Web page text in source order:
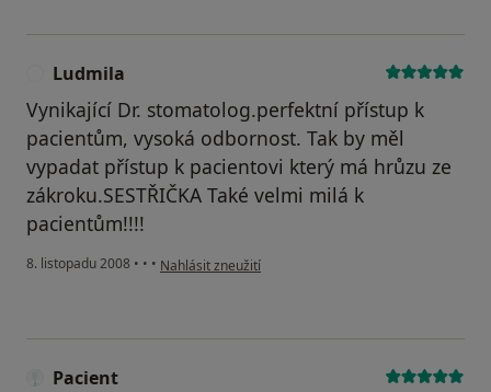
Ludmila
Vynikající Dr. stomatolog.perfektní přístup k
pacientům, vysoká odbornost. Tak by měl
vypadat přístup k pacientovi který má hrůzu ze
zákroku.SESTŘIČKA Také velmi milá k
pacientům!!!!
8. listopadu 2008 • • • podle názoru uživatele Ludmila
Nahlásit zneužití
Pacient